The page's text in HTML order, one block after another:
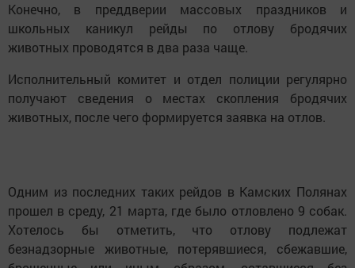
Конечно, в преддверии массовых праздников и
школьных каникул рейды по отлову бродячих
животных проводятся в два раза чаще.
Исполнительный комитет и отдел полиции регулярно
получают сведения о местах скопления бродячих
животных, после чего формируется заявка на отлов.
Одним из последних таких рейдов в Камских Полянах
прошел в среду, 21 марта, где было отловлено 9 собак.
Хотелось бы отметить, что отлову подлежат
безнадзорные животные, потерявшиеся, сбежавшие,